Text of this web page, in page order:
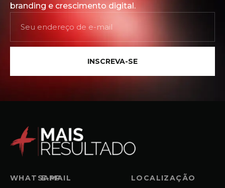
branding e crescimento digital.
INSCREVA-SE
WHATSAPP
E-MAIL LOCALIZAÇÃO